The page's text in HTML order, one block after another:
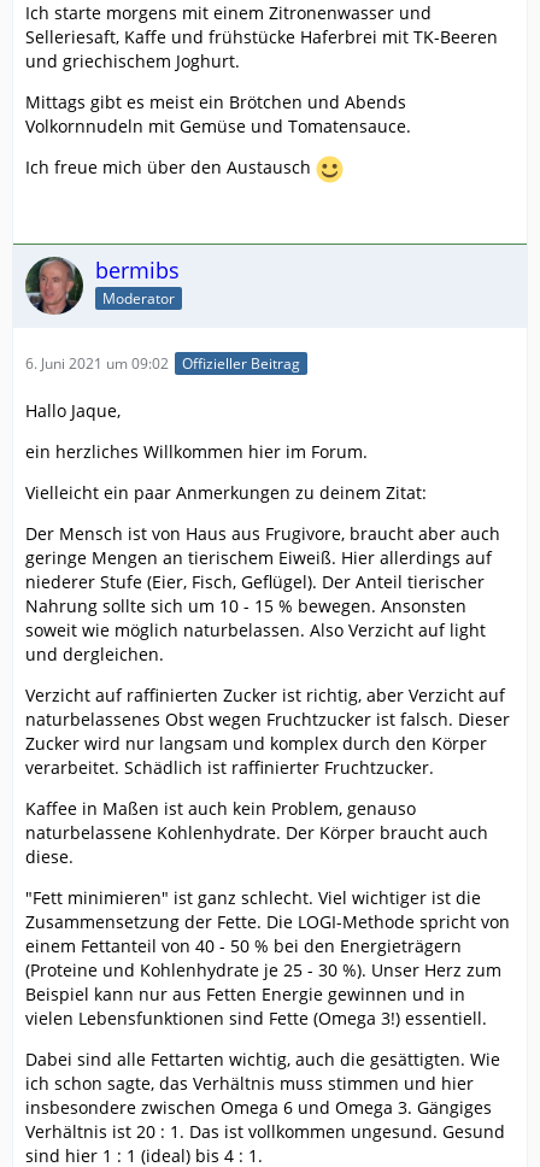
Ich starte morgens mit einem Zitronenwasser und
Selleriesaft, Kaffe und frühstücke Haferbrei mit TK-Beeren
und griechischem Joghurt.
Mittags gibt es meist ein Brötchen und Abends
Volkornnudeln mit Gemüse und Tomatensauce.
Ich freue mich über den Austausch
bermibs
Moderator
6. Juni 2021 um 09:02 Offizieller Beitrag
Hallo Jaque,
ein herzliches Willkommen hier im Forum.
Vielleicht ein paar Anmerkungen zu deinem Zitat:
Der Mensch ist von Haus aus Frugivore, braucht aber auch
geringe Mengen an tierischem Eiweiß. Hier allerdings auf
niederer Stufe (Eier, Fisch, Geflügel). Der Anteil tierischer
Nahrung sollte sich um 10 - 15 % bewegen. Ansonsten
soweit wie möglich naturbelassen. Also Verzicht auf light
und dergleichen.
Verzicht auf raffinierten Zucker ist richtig, aber Verzicht auf
naturbelassenes Obst wegen Fruchtzucker ist falsch. Dieser
Zucker wird nur langsam und komplex durch den Körper
verarbeitet. Schädlich ist raffinierter Fruchtzucker.
Kaffee in Maßen ist auch kein Problem, genauso
naturbelassene Kohlenhydrate. Der Körper braucht auch
diese.
"Fett minimieren" ist ganz schlecht. Viel wichtiger ist die
Zusammensetzung der Fette. Die LOGI-Methode spricht von
einem Fettanteil von 40 - 50 % bei den Energieträgern
(Proteine und Kohlenhydrate je 25 - 30 %). Unser Herz zum
Beispiel kann nur aus Fetten Energie gewinnen und in
vielen Lebensfunktionen sind Fette (Omega 3!) essentiell.
Dabei sind alle Fettarten wichtig, auch die gesättigten. Wie
ich schon sagte, das Verhältnis muss stimmen und hier
insbesondere zwischen Omega 6 und Omega 3. Gängiges
Verhältnis ist 20 : 1. Das ist vollkommen ungesund. Gesund
sind hier 1 : 1 (ideal) bis 4 : 1.